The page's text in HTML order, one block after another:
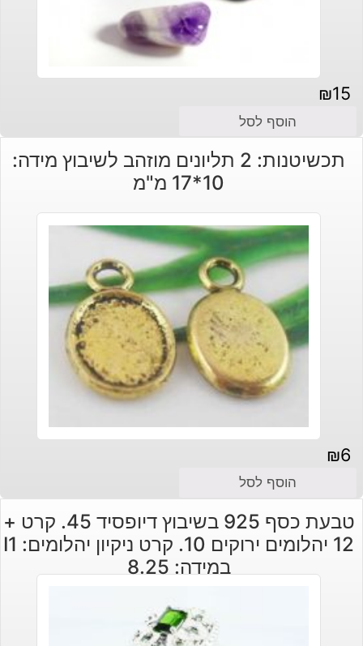
₪15
הוסף לסל
תכשיטנות: 2 תליונים מוזהב לשיבוץ מידה:
10*17 מ"מ
₪6
הוסף לסל
טבעת כסף 925 בשיבוץ דיופסיד 45. קרט +
12 יהלומים ירוקים 10. קרט ניקיון יהלומים: I1
במידה: 8.25